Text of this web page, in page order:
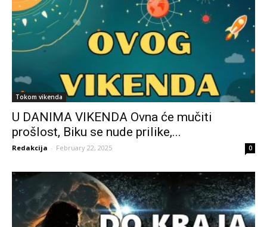
Tokom vikenda
U DANIMA VIKENDA Ovna će mučiti
prošlost, Biku se nude prilike,...
Redakcija - February 22, 2025 0